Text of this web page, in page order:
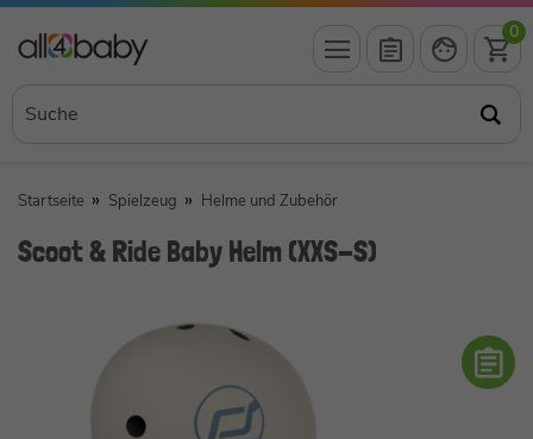
0
Startseite Spielzeug Helme und Zubehör
Scoot & Ride Baby Helm (XXS-S)